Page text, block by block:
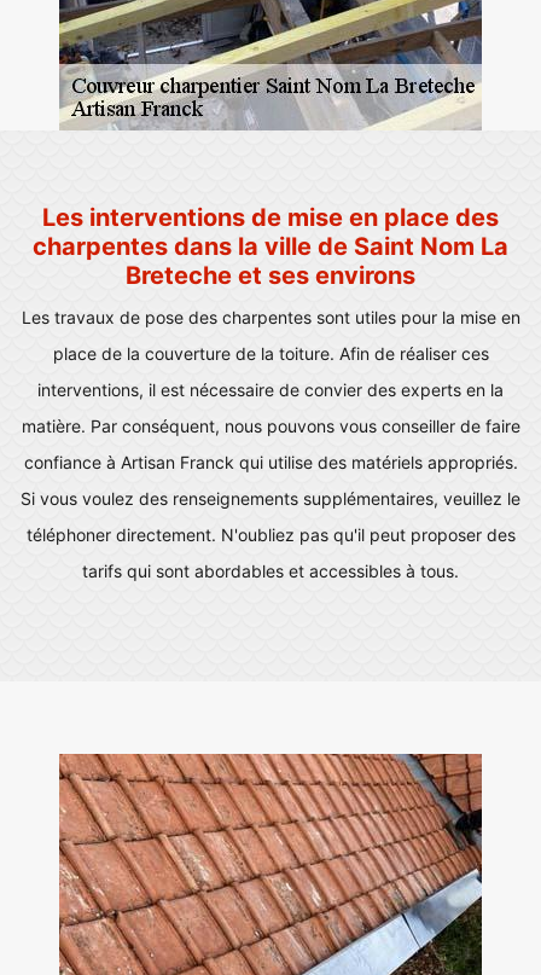
Les interventions de mise en place des
charpentes dans la ville de Saint Nom La
Breteche et ses environs
Les travaux de pose des charpentes sont utiles pour la mise en
place de la couverture de la toiture. Afin de réaliser ces
interventions, il est nécessaire de convier des experts en la
matière. Par conséquent, nous pouvons vous conseiller de faire
confiance à Artisan Franck qui utilise des matériels appropriés.
Si vous voulez des renseignements supplémentaires, veuillez le
téléphoner directement. N'oubliez pas qu'il peut proposer des
tarifs qui sont abordables et accessibles à tous.